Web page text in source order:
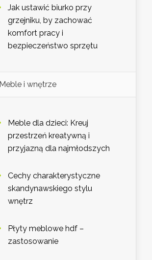
Jak ustawić biurko przy
grzejniku, by zachować
komfort pracy i
bezpieczeństwo sprzętu
Meble i wnętrze
Meble dla dzieci: Kreuj
przestrzeń kreatywną i
przyjazną dla najmłodszych
Cechy charakterystyczne
skandynawskiego stylu
wnętrz
Płyty meblowe hdf –
zastosowanie